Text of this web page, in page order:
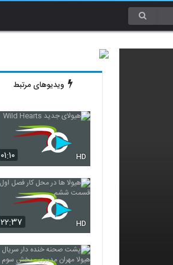
ویدیوهای مرتبط
۰۱:۱۰ HD
۲۲:۳۷ HD